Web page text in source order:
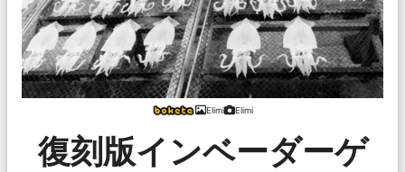
Elimi Elimi
復刻版インベーダーゲ